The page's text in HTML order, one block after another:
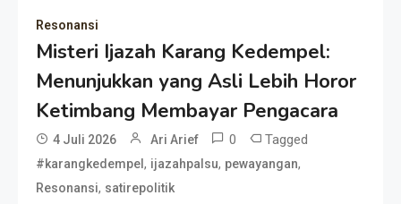
Resonansi
Misteri Ijazah Karang Kedempel:
Menunjukkan yang Asli Lebih Horor
Ketimbang Membayar Pengacara
4 Juli 2026 Ari Arief 0 Tagged
#karangkedempel , ijazahpalsu, pewayangan,
Resonansi, satirepolitik
Resonansi
Seri 1: Republik Karang
Kedempel, Lahirnya Politik
Non-Blok ke Go-Blok!
Artikel
Menelusuri Akar Sejarah Ulang
Tahun PPU, Pertentangan